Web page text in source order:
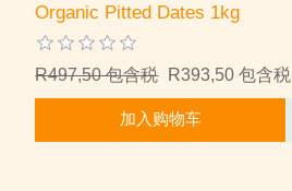
Organic Pitted Dates 1kg
R497,50 包含税 R393,50 包含税
加入购物车